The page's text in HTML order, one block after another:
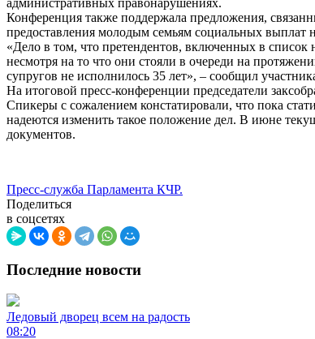
административных правонарушениях.
Конференция также поддержала предложения,
предоставления молодым семьям социальных выплат
«Дело в том, что претендентов, включенных в
несмотря на то что они стояли в очереди на
супругов не исполнилось 35 лет», – сообщил
На итоговой пресс-конференции председатели
Спикеры с сожалением констатировали, что пока
надеются изменить такое положение дел. В июне
документов.
Пресс-служба Парламента КЧР.
Поделиться
в соцсетях
Последние новости
Ледовый дворец всем на радость
08:20